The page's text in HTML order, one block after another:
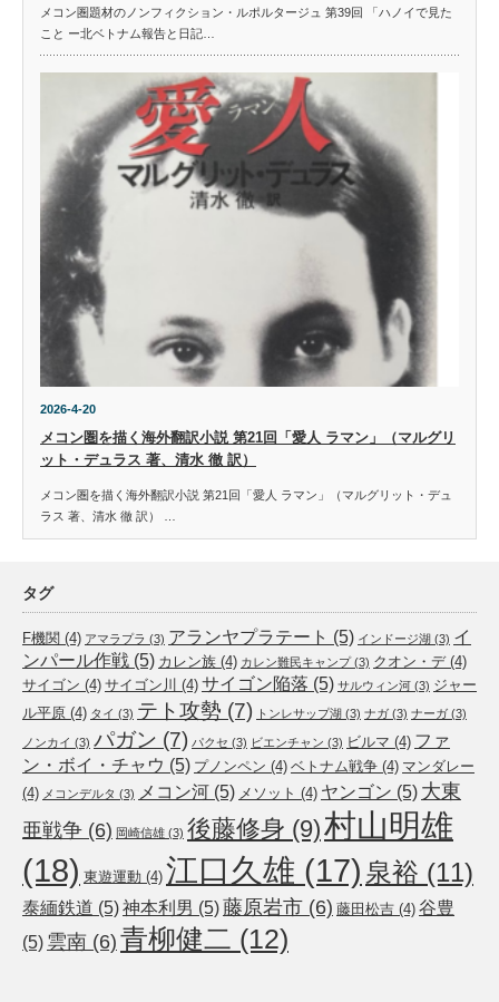
メコン圏題材のノンフィクション・ルポルタージュ 第39回 「ハノイで見た
こと ー北ベトナム報告と日記…
2026-4-20
メコン圏を描く海外翻訳小説 第21回「愛人 ラマン」（マルグリ
ット・デュラス 著、清水 徹 訳）
メコン圏を描く海外翻訳小説 第21回「愛人 ラマン」（マルグリット・デュ
ラス 著、清水 徹 訳） …
タグ
F機関 (4) アマラプラ (3) アランヤプラテート (5) インドージ湖 (3) イ
ンパール作戦 (5) カレン族 (4) カレン難民キャンプ(3) クオン・デ(4)
サイゴン (4) サイゴン川 (4) サイゴン陥落 (5) サルウィン河 (3) ジャー
ル平原 (4) タイ (3) テト攻勢 (7) トンレサップ湖 (3) ナガ (3) ナーガ (3)
ノンカイ (3) パガン (7) パクセ (3) ビエンチャン (3) ビルマ (4) ファ
ン・ボイ・チャウ (5) プノンペン (4) ベトナム戦争 (4) マンダレー
(4) メコンデルタ (3) メコン河 (5) メソット (4) ヤンゴン (5) 大東
亜戦争 (6) 岡崎信雄 (3) 後藤修身 (9)村山明雄
(18) 東遊運動 (4) 江口久雄 (17) 泉裕 (11)
泰緬鉄道 (5)神本利男 (5)藤原岩市 (6) 藤田松吉 (4) 谷豊
(5) 雲南 (6) 青柳健二 (12)